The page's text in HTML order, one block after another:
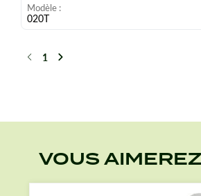
Modèle
020T
Précédent
1 Suivant
VOUS